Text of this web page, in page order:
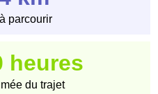
parcourir
heures
du trajet